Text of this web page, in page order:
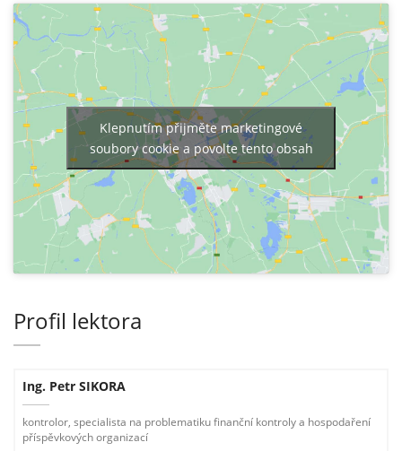
Klepnutím přijměte marketingové
soubory cookie a povolte tento obsah
Profil lektora
Ing. Petr SIKORA
kontrolor, specialista na problematiku finanční kontroly a hospodaření
příspěvkových organizací